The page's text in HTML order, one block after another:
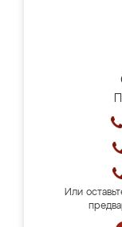
Или